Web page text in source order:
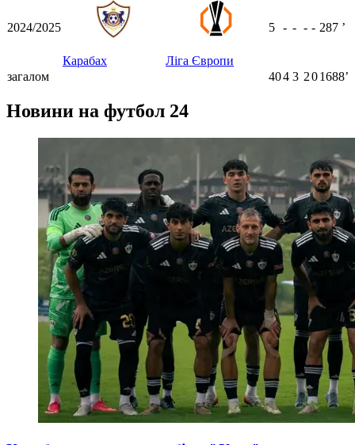
2024/2025
Карабах Ліга Європи
5 - - - - 287 ʼ
загалом 404 3 201688ʼ
Новини на футбол 24